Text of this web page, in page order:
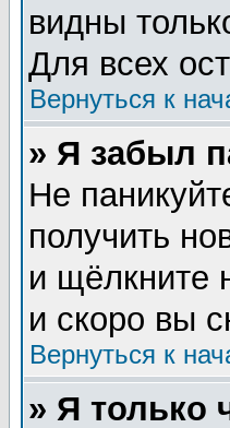
видны
Для всех
Вернуться к
» Я забыл
Не
получить
и щёлкните
и скоро вы
Вернуться к
» Я только